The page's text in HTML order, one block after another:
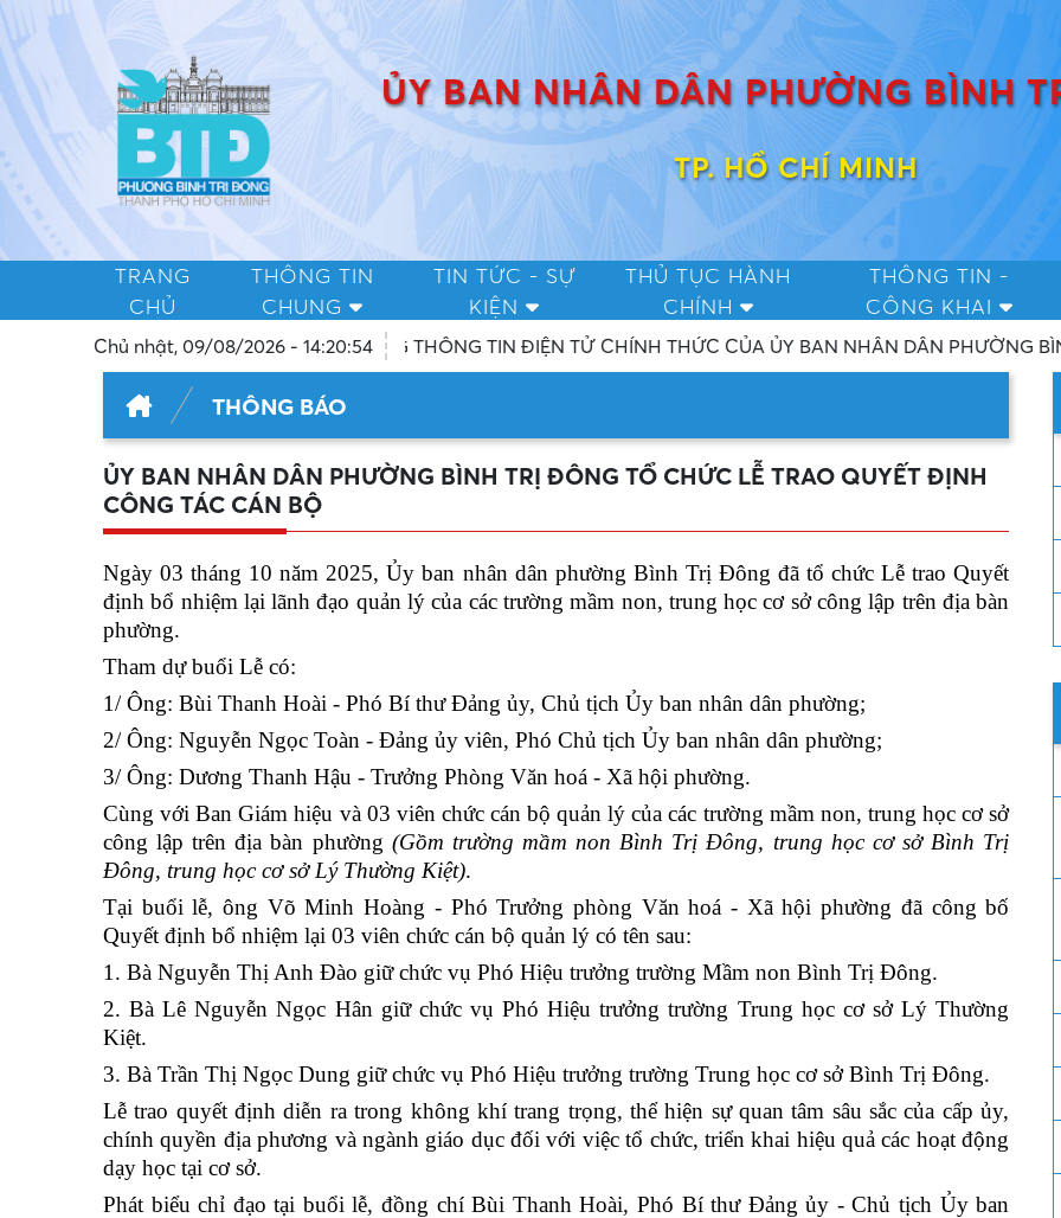
ỦY BAN NHÂN DÂN PHƯỜNG BÌNH
TP. HỒ CHÍ MINH
TRANG
CHỦ
THÔNG TIN
CHUNG
TIN TỨC - SỰ
KIỆN
THỦ TỤC HÀNH
CHÍNH
THÔNG TIN -
CÔNG KHAI
Chủ nhật, 09/08/2026 - 14:20:54
TRANG THÔNG TIN ĐIỆN TỬ CHÍNH THỨC CỦA ỦY BAN NHÂN DÂN PHƯỜNG BÌNH TRỊ ĐÔNG, THÀNH PHỐ HỒ
THÔNG BÁO
ỦY BAN NHÂN DÂN PHƯỜNG BÌNH TRỊ ĐÔNG TỔ CHỨC LỄ TRAO QUYẾT ĐỊNH
CÔNG TÁC CÁN BỘ
Ngày 03 tháng 10 năm 2025, Ủy ban nhân dân phường Bình Trị Đông đã tổ chức Lễ trao Quyết
định bổ nhiệm lại lãnh đạo quản lý của các trường mầm non, trung học cơ sở công lập trên địa bàn
phường.
Tham dự buổi Lễ có:
1/ Ông: Bùi Thanh Hoài - Phó Bí thư Đảng ủy, Chủ tịch Ủy ban nhân dân phường;
2/ Ông: Nguyễn Ngọc Toàn - Đảng ủy viên, Phó Chủ tịch Ủy ban nhân dân phường;
3/ Ông: Dương Thanh Hậu - Trưởng Phòng Văn hoá - Xã hội phường.
Cùng với Ban Giám hiệu và 03 viên chức cán bộ quản lý của các trường mầm non, trung học cơ sở
công lập trên địa bàn phường (Gồm trường mầm non Bình Trị Đông, trung học cơ sở Bình Trị
Đông, trung học cơ sở Lý Thường Kiệt).
Tại buổi lễ, ông Võ Minh Hoàng - Phó Trưởng phòng Văn hoá - Xã hội phường đã công bố
Quyết định bổ nhiệm lại 03 viên chức cán bộ quản lý có tên sau:
1. Bà Nguyễn Thị Anh Đào giữ chức vụ Phó Hiệu trưởng trường Mầm non Bình Trị Đông.
2. Bà Lê Nguyễn Ngọc Hân giữ chức vụ Phó Hiệu trưởng trường Trung học cơ sở Lý Thường
Kiệt.
3. Bà Trần Thị Ngọc Dung giữ chức vụ Phó Hiệu trưởng trường Trung học cơ sở Bình Trị Đông.
Lễ trao quyết định diễn ra trong không khí trang trọng, thể hiện sự quan tâm sâu sắc của cấp ủy,
chính quyền địa phương và ngành giáo dục đối với việc tổ chức, triển khai hiệu quả các hoạt động
dạy học tại cơ sở.
Phát biểu chỉ đạo tại buổi lễ, đồng chí Bùi Thanh Hoài, Phó Bí thư Đảng ủy - Chủ tịch Ủy ban